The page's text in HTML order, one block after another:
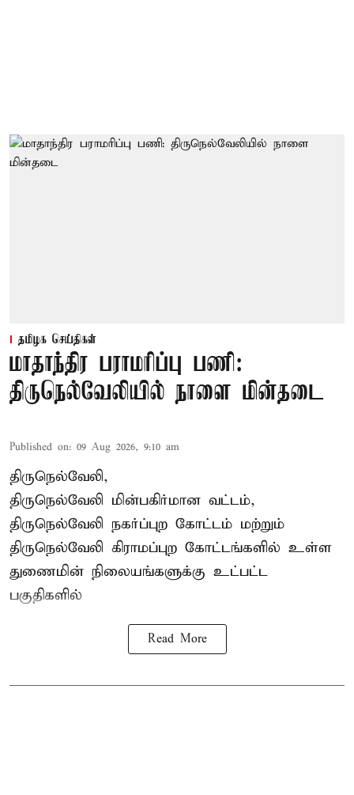
தமிழக செய்திகள்
மாதாந்திர பராமரிப்பு பணி:
திருநெல்வேலியில் நாளை மின்தடை
Published on: 09 Aug 2026, 9:10 am
திருநெல்வேலி,
திருநெல்வேலி மின்பகிர்மான வட்டம்,
திருநெல்வேலி நகர்ப்புற கோட்டம் மற்றும்
திருநெல்வேலி கிராமப்புற கோட்டங்களில் உள்ள
துணைமின் நிலையங்களுக்கு உட்பட்ட
பகுதிகளில்
Read More